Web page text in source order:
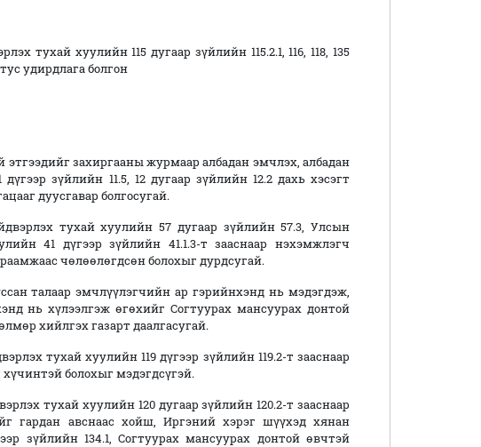
тухай хуулийн 115 дугаар зүйлийн 115.2.1, 116, 118, 135
удирдлага болгон
этгээдийг захиргааны журмаар албадан эмчлэх, албадан
зүйлийн 11.5, 12 дугаар зүйлийн 12.2 дахь хэсэгт
дуусгавар болгосугай.
тухай хуулийн 57 дугаар зүйлийн 57.3, Улсын
41 дүгээр зүйлийн 41.1.3-т зааснаар нэхэмжлэгч
чөлөөлөгдсөн болохыг дурдсугай.
талаар эмчлүүлэгчийн ар гэрийнхэнд нь мэдэгдэж,
нь хүлээлгэж өгөхийг Согтуурах мансуурах донтой
хийлгэх газарт даалгасугай.
тухай хуулийн 119 дүгээр зүйлийн 119.2-т зааснаар
болохыг мэдэгдсүгэй.
тухай хуулийн 120 дугаар зүйлийн 120.2-т зааснаар
гардан авснаас хойш, Иргэний хэрэг шүүхэд хянан
зүйлийн 134.1, Согтуурах мансуурах донтой өвчтэй